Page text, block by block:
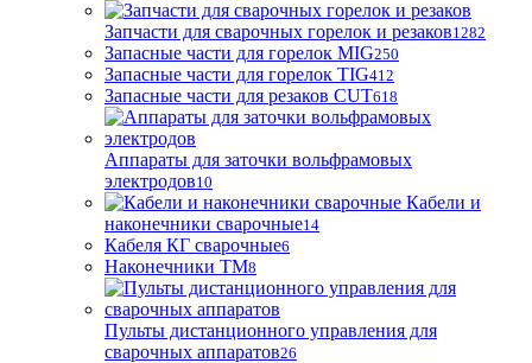
Запчасти для сварочных горелок и резаков1282
Запасные части для горелок MIG250
Запасные части для горелок TIG412
Запасные части для резаков CUT618
Аппараты для заточки вольфрамовых
электродов10
Кабели и
наконечники сварочные14
Кабеля КГ сварочные6
Наконечники ТМ8
Пульты дистанционного управления для
сварочных аппаратов26